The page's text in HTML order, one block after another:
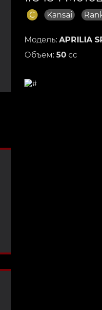
C Kansai
Модель: APRILIA
Объем: 50сс